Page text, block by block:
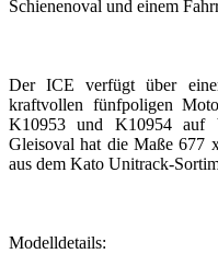
Schienenoval und einem
Der ICE verfügt über
kraftvollen fünfpoligen
K10953 und K10954 auf
Gleisoval hat die Maße 677
aus dem Kato Unitrack-
Modelldetails: